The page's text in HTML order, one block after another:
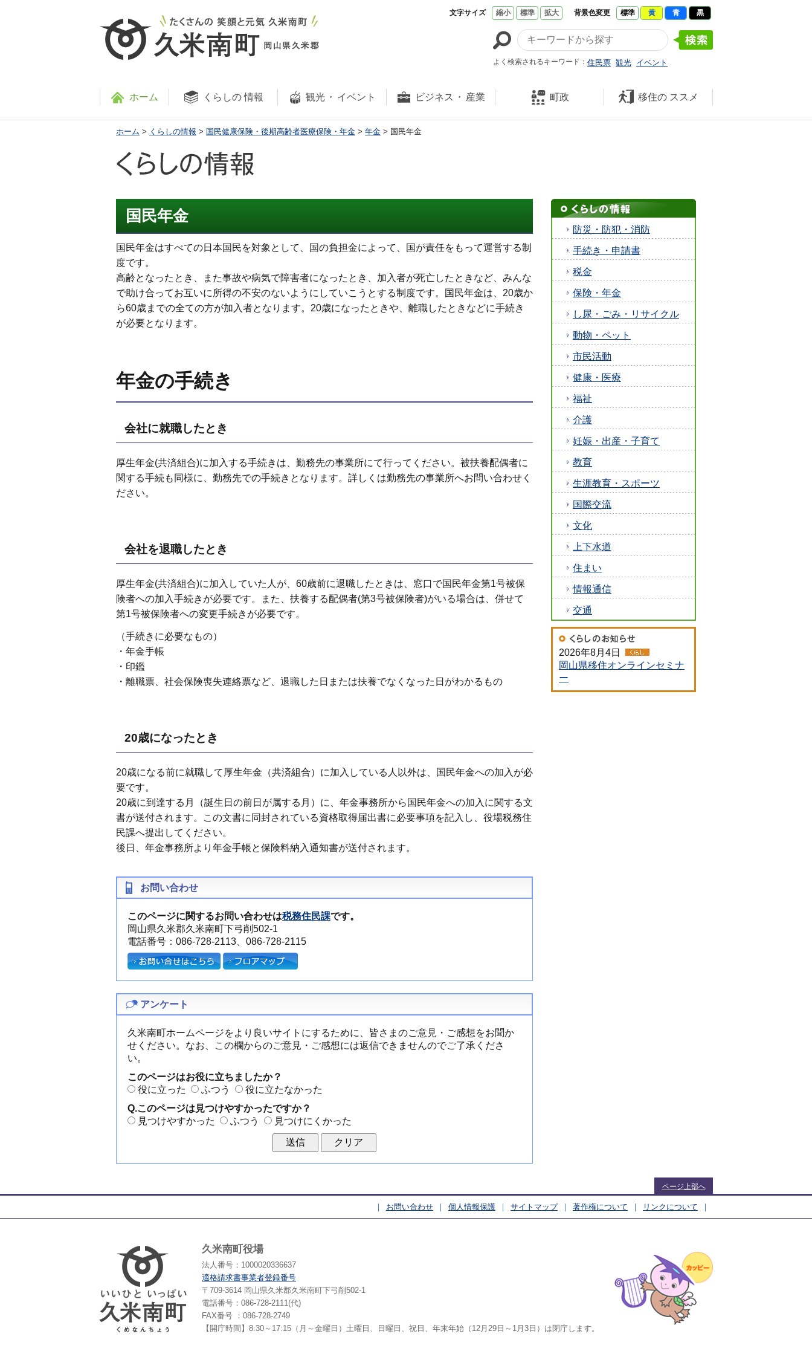
たくさんの 笑顔と元気 久米
文字サイズ 縮小 標準 拡大 背景色変更 標準 黄 青 黒
よく検索されるキーワード： 住民票 観光 イベント
ホーム くらしの情報 観光 ・ イベント ビジネス ・ 産業 町政 移住の ススメ
ホーム > くらしの情報 > 国民健康保険・後期高齢者医療保険・年金 > 年金 > 国民年金
国民年金
国民年金はすべての日本国民を対象として、国の負担金によって、国が責任をもって運営する制
度です。
高齢となったとき、また事故や病気で障害者になったとき、加入者が死亡したときなど、みんな
で助け合ってお互いに所得の不安のないようにしていこうとする制度です。国民年金は、20歳か
ら60歳までの全ての方が加入者となります。20歳になったときや、離職したときなどに手続き
が必要となります。
年金の手続き
会社に就職したとき
厚生年金(共済組合)に加入する手続きは、勤務先の事業所にて行ってください。被扶養配偶者に
関する手続も同様に、勤務先での手続きとなります。詳しくは勤務先の事業所へお問い合わせく
ださい。
会社を退職したとき
厚生年金(共済組合)に加入していた人が、60歳前に退職したときは、窓口で国民年金第1号被保
険者への加入手続きが必要です。また、扶養する配偶者(第3号被保険者)がいる場合は、併せて
第1号被保険者への変更手続きが必要です。
（手続きに必要なもの）
・年金手帳
・印鑑
・離職票、社会保険喪失連絡票など、退職した日または扶養でなくなった日がわかるもの
20歳になったとき
20歳になる前に就職して厚生年金（共済組合）に加入している人以外は、国民年金への加入が必
要です。
20歳に到達する月（誕生日の前日が属する月）に、年金事務所から国民年金への加入に関する文
書が送付されます。この文書に同封されている資格取得届出書に必要事項を記入し、役場税務住
民課へ提出してください。
後日、年金事務所より年金手帳と保険料納入通知書が送付されます。
お問い合わせ
このページに関するお問い合わせは税務住民課です。
岡山県久米郡久米南町下弓削502-1
電話番号：086-728-2113、086-728-2115
アンケート
久米南町ホームページをより良いサイトにするために、皆さまのご意見・ご感想をお聞か
せください。なお、この欄からのご意見・ご感想には返信できませんのでご了承くださ
い。
このページはお役に立ちましたか？
役に立った
ふつう
役に立たなかった
Q.このページは見つけやすかったですか？
見つけやすかった
ふつう 見つけにくかった
防災・防犯・消防
手続き・申請書
税金
保険・年金
し尿・ごみ・リサイクル
動物・ペット
市民活動
健康・医療
福祉
介護
妊娠・出産・子育て
教育
生涯教育・スポーツ
国際交流
文化
上下水道
住まい
情報通信
交通
2026年8月4日
岡山県移住オンラインセミナ
ー
ページ上部へ
お問い合わせ 個人情報保護 サイトマップ 著作権について リンクについて
久米南町役場
法人番号：1000020336637
適格請求書事業者登録番号
〒709-3614 岡山県久米郡久米南町下弓削502-1
電話番号：086-728-2111(代)
FAX番号 ：086-728-2749
【開庁時間】8:30～17:15（月～金曜日）土曜日、日曜日、祝日、年末年始（12月29日～1月3日）は閉庁します。